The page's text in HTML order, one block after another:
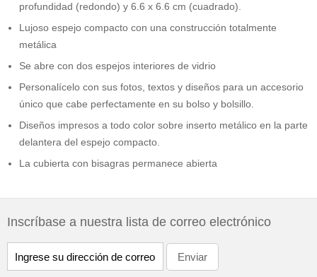
profundidad (redondo) y 6.6 x 6.6 cm (cuadrado).
Lujoso espejo compacto con una construcción totalmente
metálica
Se abre con dos espejos interiores de vidrio
Personalícelo con sus fotos, textos y diseños para un accesorio
único que cabe perfectamente en su bolso y bolsillo.
Diseños impresos a todo color sobre inserto metálico en la parte
delantera del espejo compacto.
La cubierta con bisagras permanece abierta
Inscríbase a nuestra lista de correo electrónico